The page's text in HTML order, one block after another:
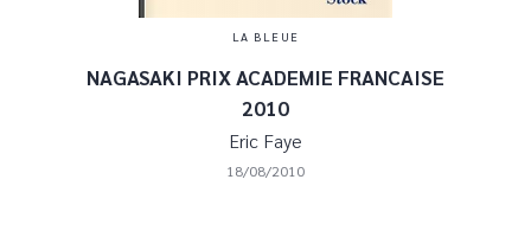
LA BLEUE
NAGASAKI PRIX ACADEMIE FRANCAISE
2010
Eric Faye
18/08/2010